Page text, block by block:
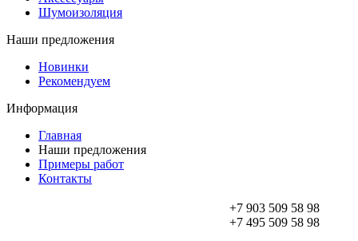
Шумоизоляция
Наши предложения
Новинки
Рекомендуем
Информация
Главная
Наши предложения
Примеры работ
Контакты
+7 903 509 58 98
+7 495 509 58 98